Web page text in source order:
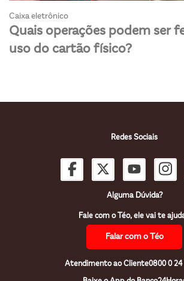
Caixa eletrônico
Quais operações podem ser
uso do cartão físico?
Redes Sociais
Alguma Dúvida?
Fale com o Téo, ele vai te
Falar com o Téo
Atendimento ao Cliente0800 0 24